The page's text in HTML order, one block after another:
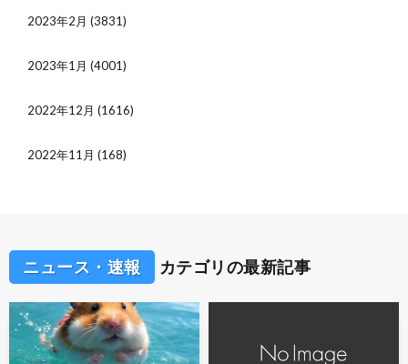
2023年2月 (3831)
2023年1月 (4001)
2022年12月 (1616)
2022年11月 (168)
ニュース・速報 カテゴリの最新記事